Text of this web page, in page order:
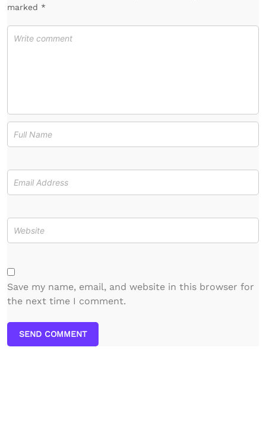
marked *
Save my name, email, and website in this browser for
the next time I comment.
SEND COMMENT